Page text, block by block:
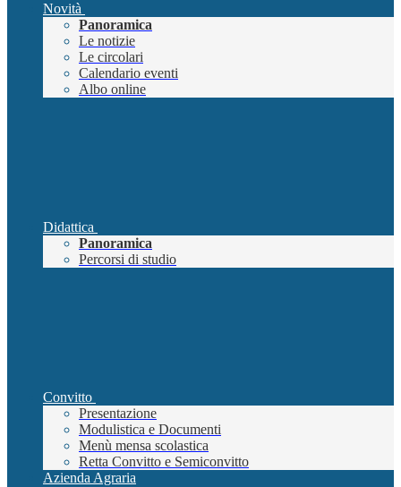
Novità
Panoramica
Le notizie
Le circolari
Calendario eventi
Albo online
Didattica
Panoramica
Percorsi di studio
Convitto
Presentazione
Modulistica e Documenti
Menù mensa scolastica
Retta Convitto e Semiconvitto
Azienda Agraria